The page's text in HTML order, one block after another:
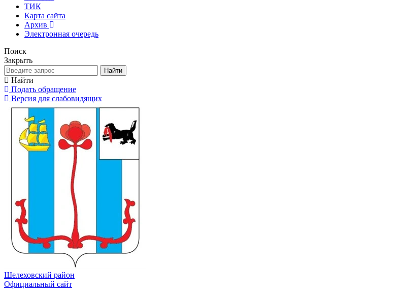
ТИК
Карта сайта
Архив
Электронная очередь
Поиск
Закрыть
Найти
Найти
Подать обращение
Версия для слабовидящих
Шелеховский район
Официальный сайт